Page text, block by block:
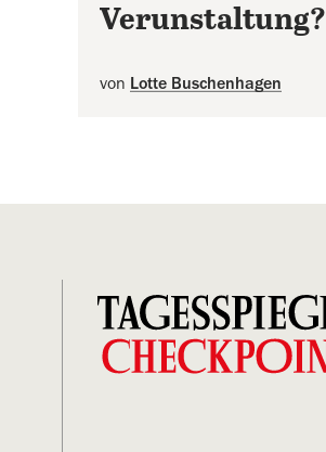
Verunstaltung?
von Lotte Buschenhagen